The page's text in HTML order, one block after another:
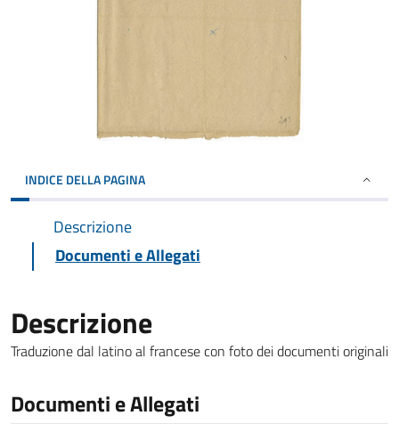
INDICE DELLA PAGINA
Descrizione
Documenti e Allegati
Descrizione
Traduzione dal latino al francese con foto dei documenti originali
Documenti e Allegati